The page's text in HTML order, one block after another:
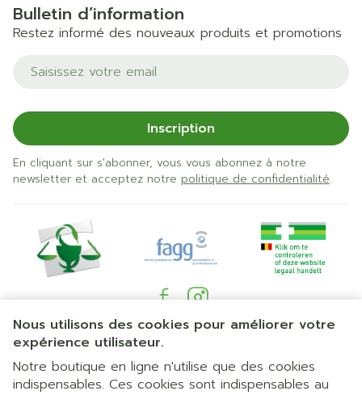
Nous utilisons des cookies pour améliorer votre
expérience utilisateur.
Notre boutique en ligne n'utilise que des cookies
indispensables. Ces cookies sont indispensables au
Bulletin d’information
Restez informé des nouveaux produits et promotions
Adresse mail
Inscription
En cliquant sur s'abonner, vous vous abonnez à notre
newsletter et acceptez notre politique de confidentialité.
Liens légaux